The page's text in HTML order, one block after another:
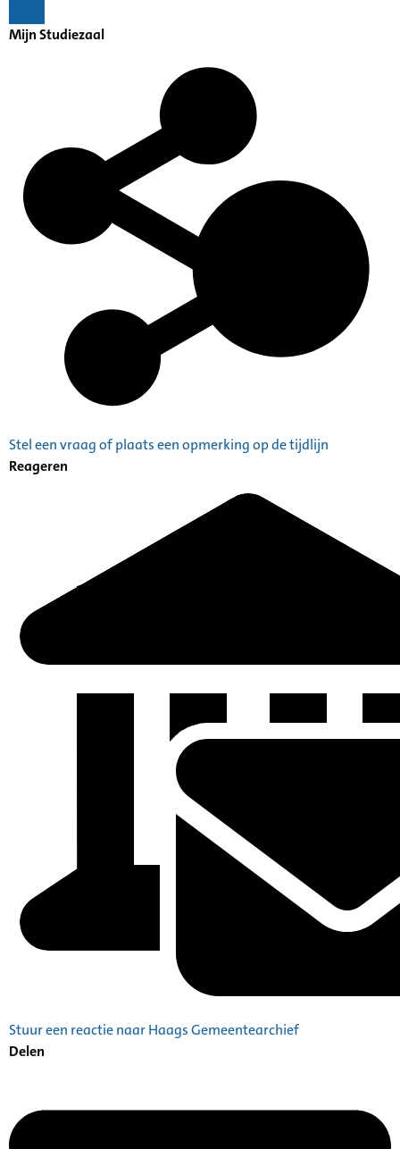
Mijn Studiezaal
Stel een vraag of plaats een opmerking op de tijdlijn
Reageren
Stuur een reactie naar Haags Gemeentearchief
Delen